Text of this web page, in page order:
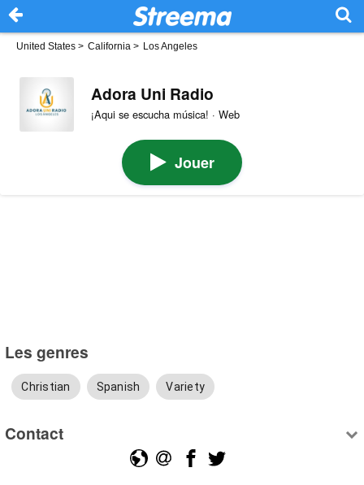
United States > California > Los Angeles
Adora Uni Radio
¡Aqui se escucha música! · Web
Jouer
Les genres
Christian Spanish Variety
Contact